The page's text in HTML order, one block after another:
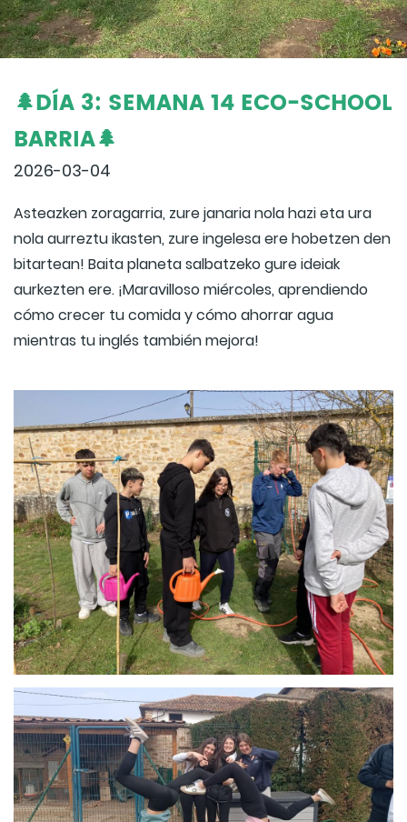
🌲DÍA 3: SEMANA 14 ECO-SCHOOL
BARRIA🌲
2026-03-04
Asteazken zoragarria, zure janaria nola hazi eta ura
nola aurreztu ikasten, zure ingelesa ere hobetzen den
bitartean! Baita planeta salbatzeko gure ideiak
aurkezten ere. ¡Maravilloso miércoles, aprendiendo
cómo crecer tu comida y cómo ahorrar agua
mientras tu inglés también mejora!